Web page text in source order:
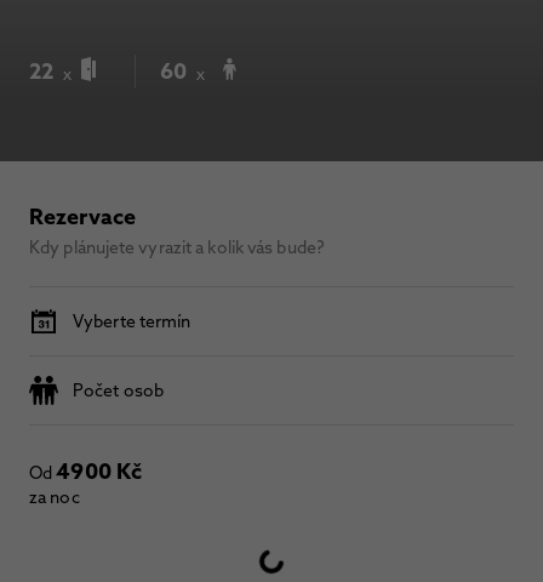
22 x 60 x
Rezervace
Kdy plánujete vyrazit a kolik vás bude?
Vyberte termín
Počet osob
Od4900 Kč
za noc